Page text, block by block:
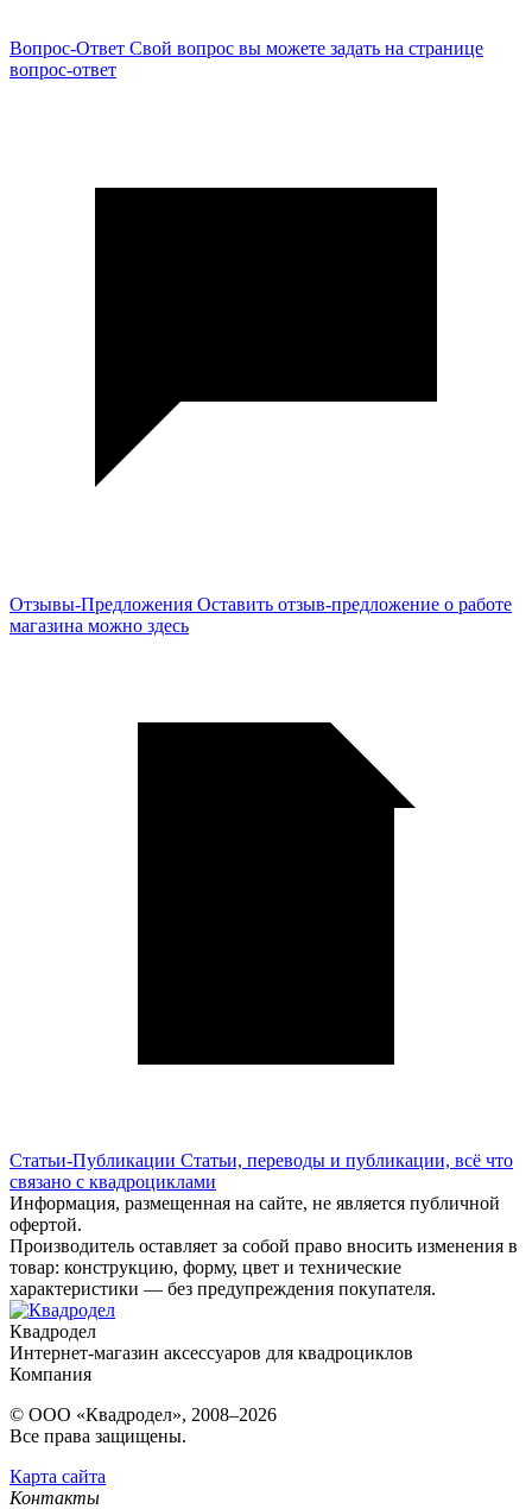
Вопрос-Ответ Свой вопрос вы можете задать на странице
вопрос-ответ
Отзывы-Предложения Оставить отзыв-предложение о работе
магазина можно здесь
Статьи-Публикации Статьи, переводы и публикации, всё что
связано с квадроциклами
Информация, размещенная на сайте, не является публичной
офертой.
Производитель оставляет за собой право вносить изменения в
товар: конструкцию, форму, цвет и технические
характеристики — без предупреждения покупателя.
Квадродел
Интернет-магазин аксессуаров для квадроциклов
Компания
© ООО «Квадродел», 2008–2026
Все права защищены.
Карта сайта
Контакты